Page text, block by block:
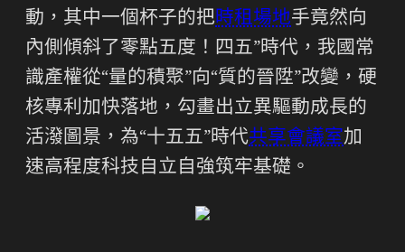
動，其中一個杯子的把時租場地手竟然向
內側傾斜了零點五度！四五”時代，我國常
識產權從“量的積聚”向“質的晉陞”改變，硬
核專利加快落地，勾畫出立異驅動成長的
活潑圖景，為“十五五”時代共享會議室加
速高程度科技自立自強筑牢基礎。